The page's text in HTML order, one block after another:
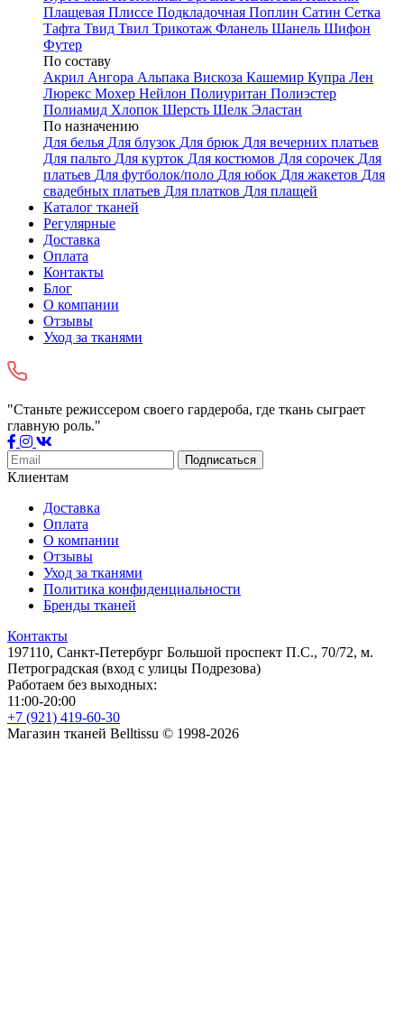
Плащевая Плиссе Подкладочная Поплин Сатин Сетка
Тафта Твид Твил Трикотаж Фланель Шанель Шифон
Футер
По составу
Акрил Ангора Альпака Вискоза Кашемир Купра Лен
Люрекс Мохер Нейлон Полиуритан Полиэстер
Полиамид Хлопок Шерсть Шелк Эластан
По назначению
Для белья Для блузок Для брюк Для вечерних платьев
Для пальто Для курток Для костюмов Для сорочек Для
платьев Для футболок/поло Для юбок Для жакетов Для
свадебных платьев Для платков Для плащей
Каталог тканей
Регулярные
Доставка
Оплата
Контакты
Блог
О компании
Отзывы
Уход за тканями
"Станьте режиссером своего гардероба, где ткань сыграет
главную роль."
Подписаться
Клиентам
Доставка
Оплата
О компании
Отзывы
Уход за тканями
Политика конфиденциальности
Бренды тканей
Контакты
197110, Санкт-Петербург Большой проспект П.С., 70/72, м.
Петроградская (вход с улицы Подрезова)
Работаем без выходных:
11:00-20:00
+7 (921) 419-60-30
Магазин тканей Belltissu © 1998-2026